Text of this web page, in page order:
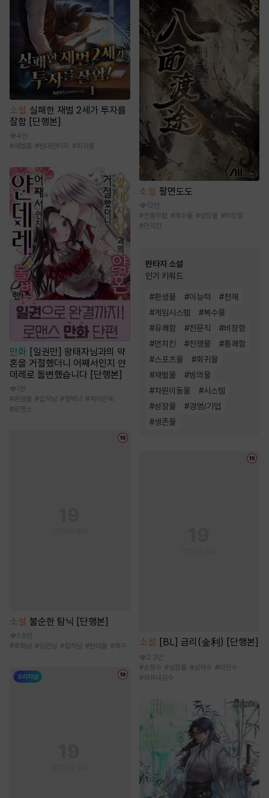
소설 실패한 재벌 2세가 투자를
잘함 [단행본]
4만
# 재벌물 #현대판타지 #회귀물
만화
[일권만] 왕태자님과의 약
혼을 거절했더니 어째서인지 얀
데레로 돌변했습니다 [단행본]
1천
# 환생물 #집착남 #철벽녀 # 계약관계
#로맨스
소설 불순한 탐닉 [단행본]
1.9만
#후회남 #오만남 #집착남 #현대물 #복수
소설 팔면도도
12만
#전통무협 #복수물 #성장물 #비장함
#먼치킨
판타지 소설
인기 키워드
#환생물 #이능력 #천재
#게임시스템 #복수물
#유쾌함 #전문직 #비장함
#먼치킨 #전쟁물 #통쾌함
#스포츠물 #회귀물
#재벌물 #빙의물
#차원이동물 #시스템
#성장물 #경영/기업
#생존물
소설 [BL] 금리(金利) [단행본]
2.3만
#순정수 #성장물 #상처수 #미인수
#외유내강수